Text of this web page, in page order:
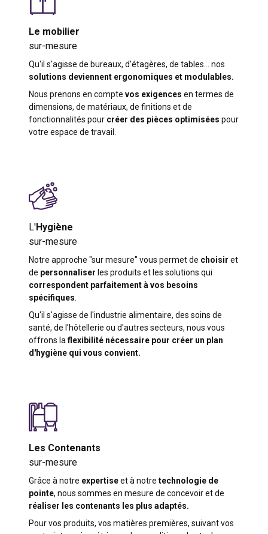
Le mobilier
sur-mesure
Qu'il s'agisse de bureaux, d’étagères, de tables… nos
solutions deviennent ergonomiques et modulables.
Nous prenons en compte vos exigences en termes de
dimensions, de matériaux, de finitions et de
fonctionnalités pour créer des pièces optimisées pour
votre espace de travail.
L'Hygiène
sur-mesure
Notre approche "sur mesure" vous permet de choisir et
de personnaliser les produits et les solutions qui
correspondent parfaitement à vos besoins
spécifiques
Qu'il s'agisse de l'industrie alimentaire, des soins de
santé, de l'hôtellerie ou d'autres secteurs, nous vous
offrons laflexibilité nécessaire pour créer un plan
d'hygiène qui vous convient.
Les Contenants
sur-mesure
Grâce à notre expertiseet à notre technologie de
pointe, nous sommes en mesure de concevoir et de
réaliser les contenants les plus adaptés.
Pour vos produits, vos matières premières, suivant vos